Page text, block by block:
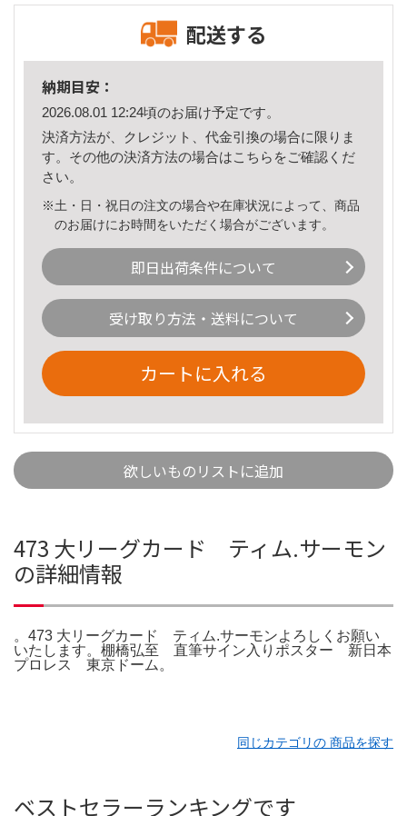
配送する
納期目安：
2026.08.01 12:24頃のお届け予定です。
決済方法が、クレジット、代金引換の場合に限りま
す。その他の決済方法の場合はこちら をご確認くだ
さい。
※土・日・祝日の注文の場合や在庫状況によって、商品
のお届けにお時間をいただく場合がございます。
即日出荷条件について
受け取り方法・送料について
カートに入れる
欲しいものリストに追加
473 大リーグカード ティム.サーモン
の詳細情報
。473 大リーグカード ティム.サーモンよろしくお願い
いたします。棚橋弘至 直筆サイン入りポスター 新日本
プロレス 東京ドーム。
同じカテゴリの 商品を探す
ベストセラーランキングです